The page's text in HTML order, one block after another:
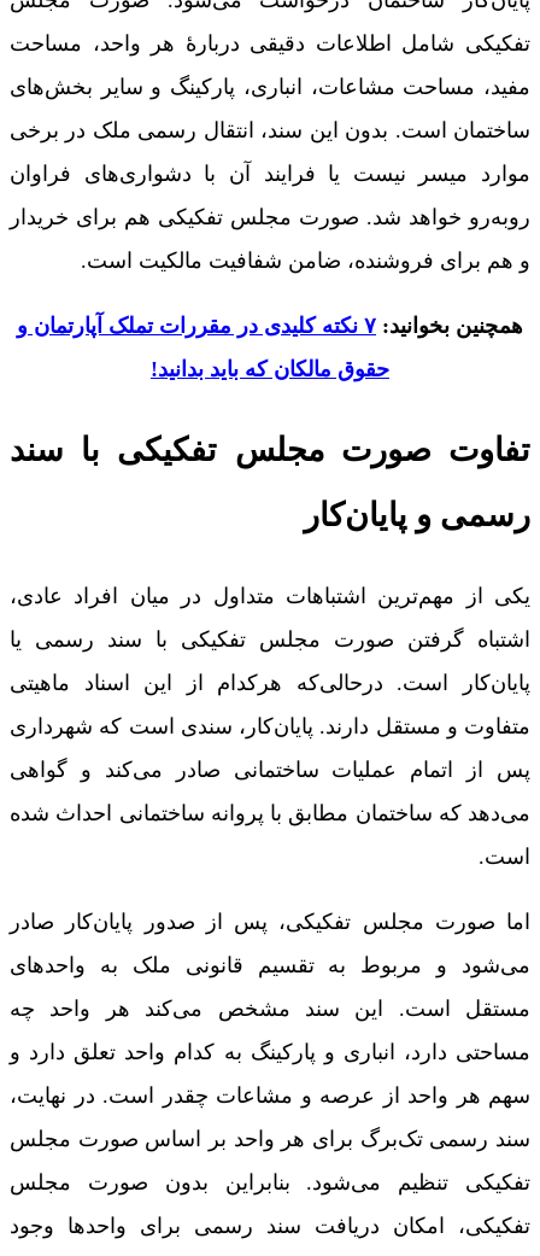
تفکیکی شامل اطلاعات دقیقی دربارۀ هر واحد، مساحت
مفید، مساحت مشاعات، انباری، پارکینگ و سایر بخش‌های
ساختمان است. بدون این سند، انتقال رسمی ملک در برخی
موارد میسر نیست یا فرایند آن با دشواری‌های فراوان
روبه‌رو خواهد شد. صورت مجلس تفکيکی هم برای خریدار
و هم برای فروشنده، ضامن شفافیت مالکیت است.
همچنین بخوانید:
۷ نکته کلیدی در مقررات تملک آپارتمان و
حقوق مالکان که باید بدانید!
تفاوت صورت مجلس تفکیکی با سند
رسمی و پایان‌کار
یکی از مهم‌ترین اشتباهات متداول در میان افراد عادی،
اشتباه گرفتن صورت مجلس تفکیکی با سند رسمی یا
پایان‌کار است. درحالی‌که هرکدام از این اسناد ماهیتی
متفاوت و مستقل دارند. پایان‌کار، سندی است که شهرداری
پس از اتمام عملیات ساختمانی صادر می‌کند و گواهی
می‌دهد که ساختمان مطابق با پروانه ساختمانی احداث شده
است.
اما صورت مجلس تفکیکی، پس از صدور پایان‌کار صادر
می‌شود و مربوط به تقسیم قانونی ملک به واحدهای
مستقل است. این سند مشخص می‌کند هر واحد چه
مساحتی دارد، انباری و پارکینگ به کدام واحد تعلق دارد و
سهم هر واحد از عرصه و مشاعات چقدر است. در نهایت،
سند رسمی تک‌برگ برای هر واحد بر اساس صورت مجلس
تفکيکی تنظیم می‌شود. بنابراین بدون صورت مجلس
تفکیکی، امکان دریافت سند رسمی برای واحدها وجود